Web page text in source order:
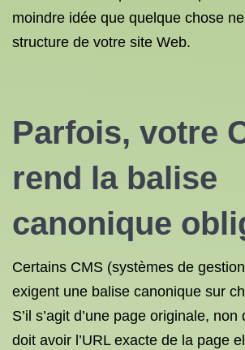
moindre idée que quelque chose
structure de votre site Web.
Parfois, votre
rend la balise
canonique
Certains CMS (systèmes de
exigent une balise canonique sur
S’il s’agit d’une page originale,
doit avoir l’URL exacte de la page